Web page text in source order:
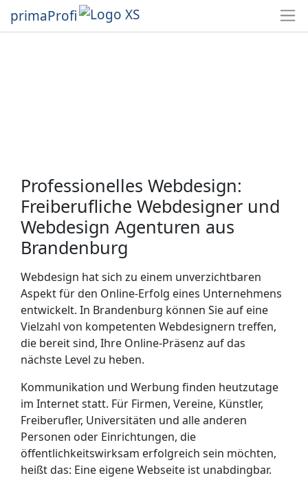
primaProfi
Professionelles Webdesign:
Freiberufliche Webdesigner und
Webdesign Agenturen aus
Brandenburg
Webdesign hat sich zu einem unverzichtbaren
Aspekt für den Online-Erfolg eines Unternehmens
entwickelt. In Brandenburg können Sie auf eine
Vielzahl von komp­etenten Webdesignern treffen,
die bereit sind, Ihre Online-Präsenz auf das
nächste Level zu heben.
Kommunikation und Werbung finden heutzutage
im Internet statt. Für Firmen, Vereine, Künstler,
Freiberufler, Universitäten und alle anderen
Personen oder Einrichtungen, die
öffentlichkeits­wirksam erfolgreich sein möchten,
heißt das: Eine eigene Webseite ist unabdingbar.